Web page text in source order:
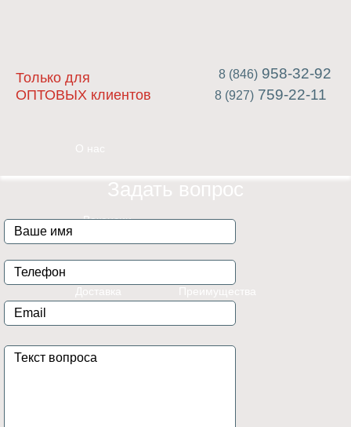
Только для
ОПТОВЫХ клиентов
8 (846) 958-32-92
8 (927) 759-22-11
О нас
Вакансии
Доставка Преимущества
Каталог
Задать вопрос